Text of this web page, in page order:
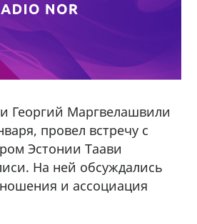
Георгий Маргвелашвили
провел встречу с
Эстонии Таави
На ней обсуждались
и ассоциация